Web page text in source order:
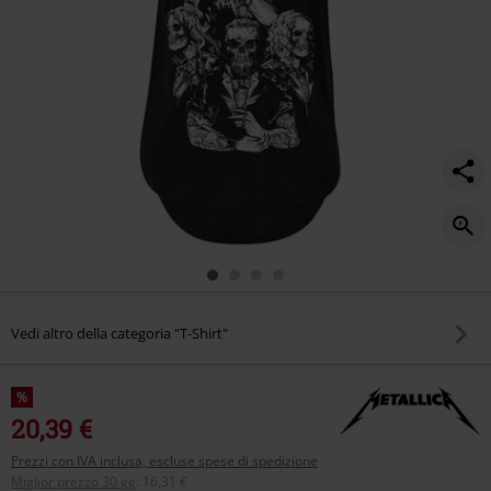
Vedi altro della categoria "T-Shirt"
%
20,39 €
Prezzi con IVA inclusa, escluse spese di spedizione
Miglior prezzo 30 gg
16,31 €